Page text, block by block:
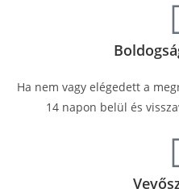
Ha nem vagy elégedett a
14 napon belül és